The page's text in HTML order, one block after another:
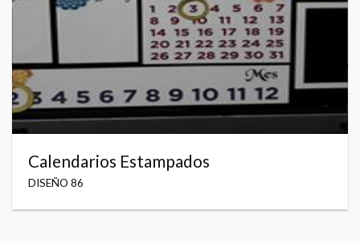
Calendarios Estampados
DISEÑO 86